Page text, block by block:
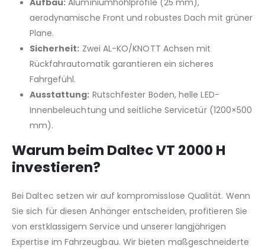
Aufbau: Aluminiumhohlprofile (25 mm),
aerodynamische Front und robustes Dach mit grüner
Plane.
Sicherheit: Zwei AL-KO/KNOTT Achsen mit
Rückfahrautomatik garantieren ein sicheres
Fahrgefühl.
Ausstattung: Rutschfester Boden, helle LED-
Innenbeleuchtung und seitliche Servicetür (1200×500
mm).
Warum beim Daltec VT 2000 H
investieren?
Bei Daltec setzen wir auf kompromisslose Qualität. Wenn
Sie sich für diesen Anhänger entscheiden, profitieren Sie
von erstklassigem Service und unserer langjährigen
Expertise im Fahrzeugbau. Wir bieten maßgeschneiderte